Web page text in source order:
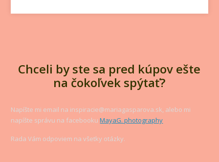
Chceli by ste sa pred kúpov ešte
na čokoľvek spýtať?
Napíšte mi email na inspiracie@mariagasparova.sk, alebo mi
napíšte správu na facebookuMayaG. photography
Rada Vám odpoviem na všetky otázky.